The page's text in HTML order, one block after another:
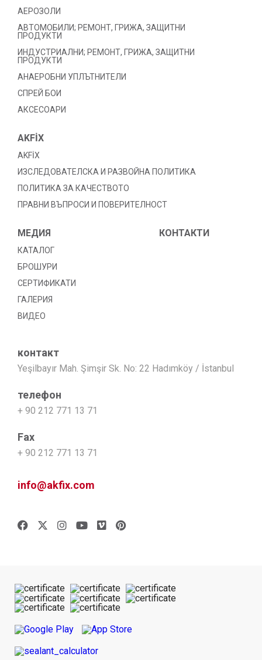
АЕРОЗОЛИ
АВТОМОБИЛИ; РЕМОНТ, ГРИЖА, ЗАЩИТНИ
ПРОДУКТИ
ИНДУСТРИАЛНИ; РЕМОНТ, ГРИЖА, ЗАЩИТНИ
ПРОДУКТИ
АНАЕРОБНИ УПЛЪТНИТЕЛИ
СПРЕЙ БОИ
АКСЕСОАРИ
AKFİX
AKFİX
ИЗСЛЕДОВАТЕЛСКА И РАЗВОЙНА ПОЛИТИКА
ПОЛИТИКА ЗА КАЧЕСТВОТО
ПРАВНИ ВЪПРОСИ И ПОВЕРИТЕЛНОСТ
МЕДИЯ
КАТАЛОГ
БРОШУРИ
СЕРТИФИКАТИ
ГАЛЕРИЯ
ВИДЕО
КОНТАКТИ
контакт
Yeşilbayır Mah. Şimşir Sk. No: 22 Hadımköy / İstanbul
телефон
+ 90 212 771 13 71
Fax
+ 90 212 771 13 71
info@akfix.com